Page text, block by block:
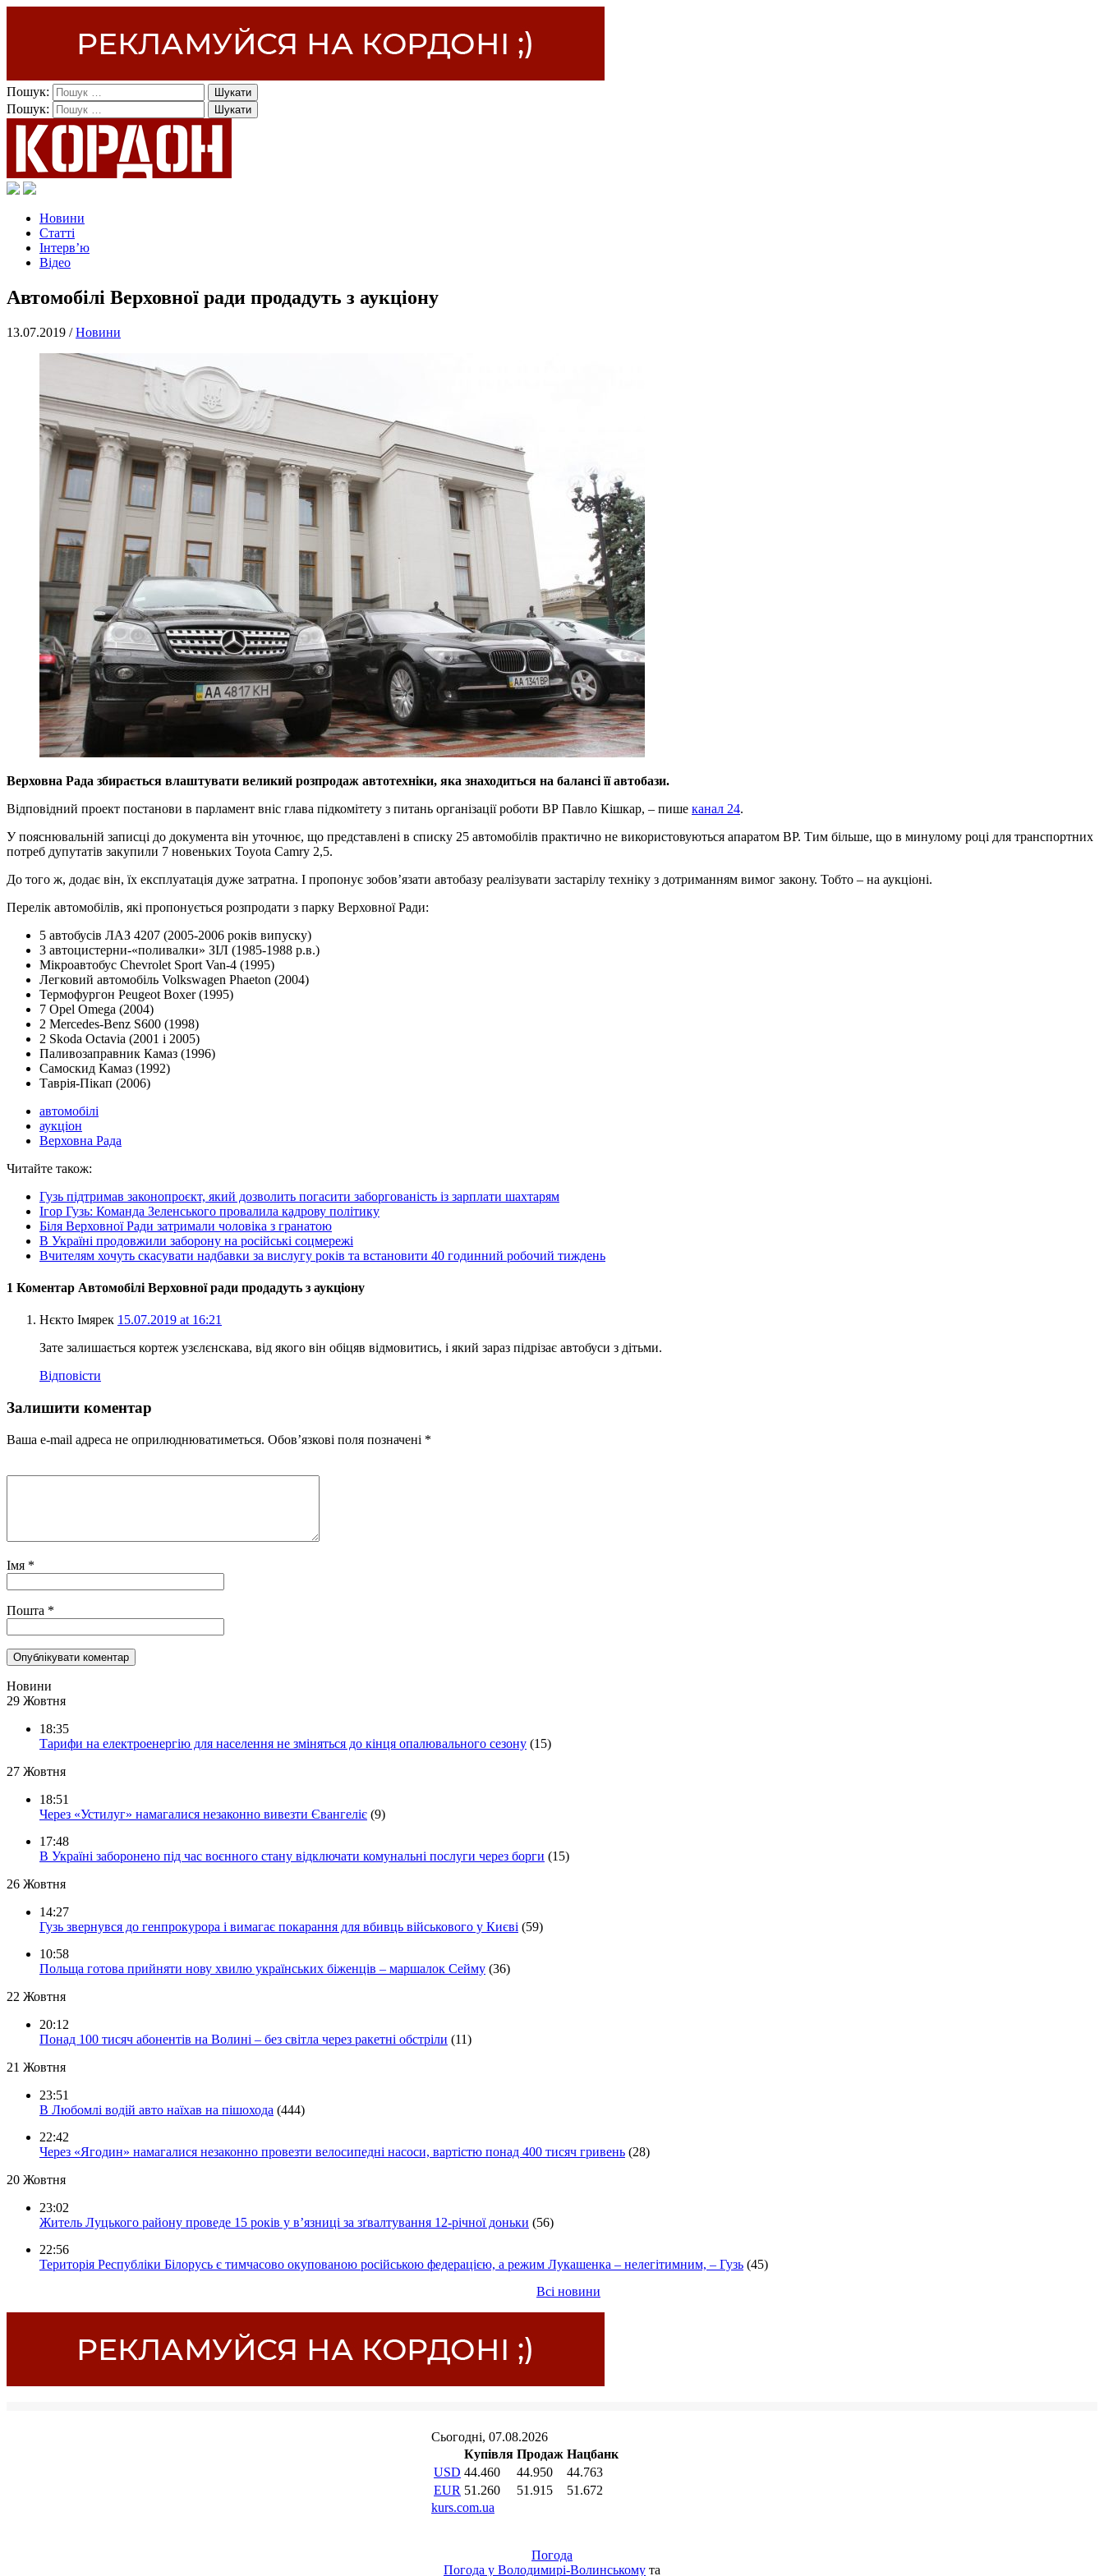
Пошук:
Пошук:
Новини
Статті
Інтерв’ю
Відео
Автомобілі Верховної ради продадуть з аукціону
13.07.2019 /Новини
Верховна Рада збирається влаштувати великий розпродаж автотехніки, яка знаходиться на балансі її автобази.
Відповідний проект постанови в парламент вніс глава підкомітету з питань організації роботи ВР Павло Кішкар, – пише канал 24.
У пояснювальній записці до документа він уточнює, що представлені в списку 25 автомобілів практично не використовуються апаратом ВР. Тим більше, що в минулому році для транспортних
потреб дупутатів закупили 7 новеньких Toyota Camry 2,5.
До того ж, додає він, їх експлуатація дуже затратна. І пропонує зобов’язати автобазу реалізувати застарілу техніку з дотриманням вимог закону. Тобто – на аукціоні.
Перелік автомобілів, які пропонується розпродати з парку Верховної Ради:
5 автобусів ЛАЗ 4207 (2005-2006 років випуску)
3 автоцистерни-«поливалки» ЗІЛ (1985-1988 р.в.)
Мікроавтобус Chevrolet Sport Van-4 (1995)
Легковий автомобіль Volkswagen Phaeton (2004)
Термофургон Peugeot Boxer (1995)
7 Opel Omega (2004)
2 Меrcedes-Веnz S600 (1998)
2 Skoda Oсtavia (2001 і 2005)
Паливозаправник Камаз (1996)
Самоскид Камаз (1992)
Таврія-Пікап (2006)
автомобілі
аукціон
Верховна Рада
Читайте також:
Гузь підтримав законопроєкт, який дозволить погасити заборгованість із зарплати шахтарям
Ігор Гузь: Команда Зеленського провалила кадрову політику
Біля Верховної Ради затримали чоловіка з гранатою
В Україні продовжили заборону на російські соцмережі
Вчителям хочуть скасувати надбавки за вислугу років та встановити 40 годинний робочий тиждень
1 Коментар Автомобілі Верховної ради продадуть з аукціону
Нєкто Імярек 15.07.2019 at 16:21
Зате залишається кортеж узєлєнскава, від якого він обіцяв відмовитись, і який зараз підрізає автобуси з дітьми.
Відповісти
Залишити коментар
Ваша e-mail адреса не оприлюднюватиметься. Обов’язкові поля позначені *
Імя *
Пошта *
Новини
29 Жовтня
18:35
Тарифи на електроенергію для населення не зміняться до кінця опалювального сезону (15)
27 Жовтня
18:51
Через «Устилуг» намагалися незаконно вивезти Євангеліє (9)
17:48
В Україні заборонено під час воєнного стану відключати комунальні послуги через борги (15)
26 Жовтня
14:27
Гузь звернувся до генпрокурора і вимагає покарання для вбивць військового у Києві (59)
10:58
Польща готова прийняти нову хвилю українських біженців – маршалок Сейму (36)
22 Жовтня
20:12
Понад 100 тисяч абонентів на Волині – без світла через ракетні обстріли (11)
21 Жовтня
23:51
В Любомлі водій авто наїхав на пішохода (444)
22:42
Через «Ягодин» намагалися незаконно провезти велосипедні насоси, вартістю понад 400 тисяч гривень (28)
20 Жовтня
23:02
Житель Луцького району проведе 15 років у в’язниці за зґвалтування 12-річної доньки (56)
22:56
Територія Республіки Білорусь є тимчасово окупованою російською федерацією, а режим Лукашенка – нелегітимним, – Гузь (45)
Всі новини
Погода
Погода у Володимирі-Волинському та